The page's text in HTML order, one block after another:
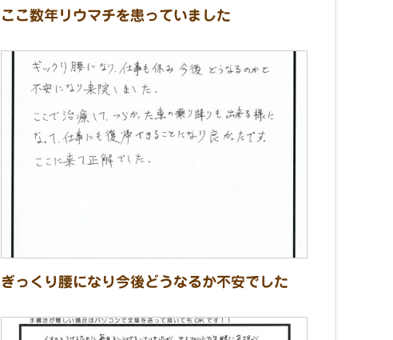
ここ数年リウマチを患っていました
ぎっくり腰になり今後どうなるか不安でした